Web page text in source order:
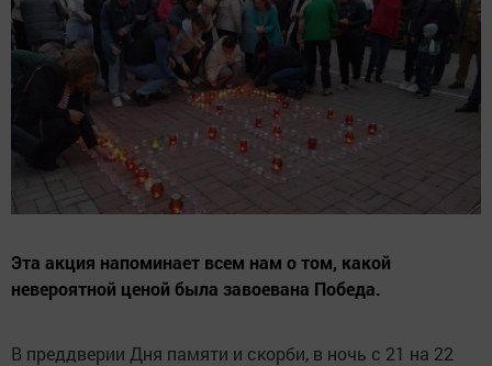
Эта акция напоминает всем нам о том, какой
невероятной ценой была завоевана Победа.
В преддверии Дня памяти и скорби, в ночь с 21 на 22